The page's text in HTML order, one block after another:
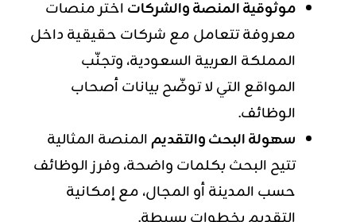
موثوقية المنصة والشركاتاختر منصات
معروفة تتعامل مع شركات حقيقية داخل
المملكة العربية السعودية، وتجنّب
المواقع التي لا توضّح بيانات أصحاب
الوظائف.
سهولة البحث والتقديمالمنصة المثالية
تتيح البحث بكلمات واضحة، وفرز الوظائف
حسب المدينة أو المجال، مع إمكانية